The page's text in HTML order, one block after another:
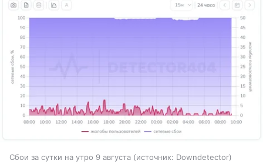
Сбои за сутки на утро 9 августа источник: Downdetector